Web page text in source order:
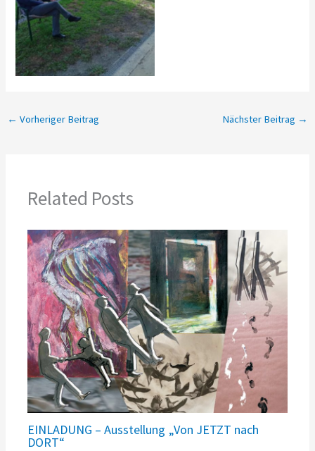
← Vorheriger Beitrag Nächster Beitrag →
Related Posts
EINLADUNG – Ausstellung „Von JETZT nach
DORT“